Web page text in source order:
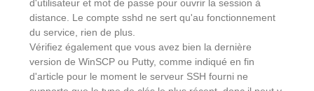
d'utilisateur et mot de passe pour ouvrir la session à
distance. Le compte sshd ne sert qu'au fonctionnement
du service, rien de plus.
Vérifiez également que vous avez bien la dernière
version de WinSCP ou Putty, comme indiqué en fin
d'article pour le moment le serveur SSH fourni ne